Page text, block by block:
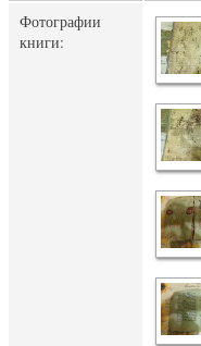
Фотографии
книги: